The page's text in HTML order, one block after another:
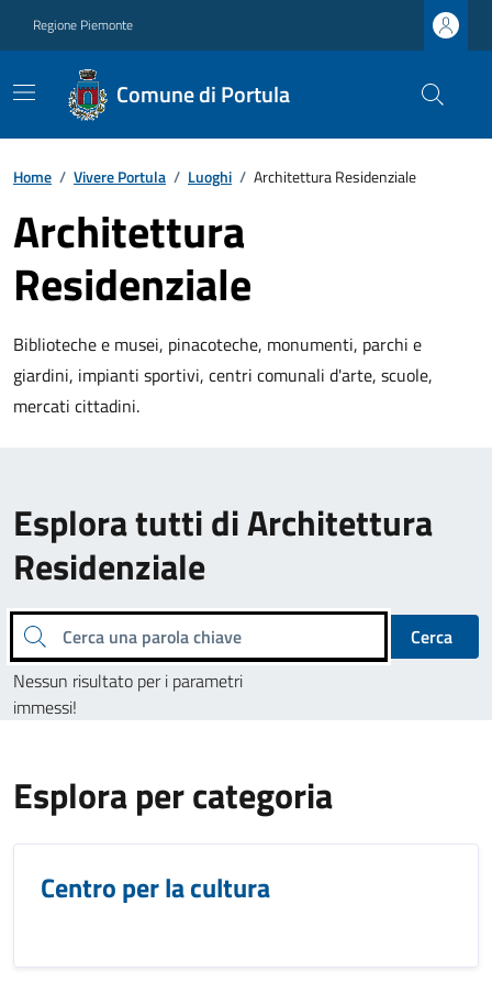
Regione Piemonte
Comune di Portula
Home / Vivere Portula / Luoghi / Architettura Residenziale
Architettura
Residenziale
Biblioteche e musei, pinacoteche, monumenti, parchi e
giardini, impianti sportivi, centri comunali d'arte, scuole,
mercati cittadini.
Esplora tutti di Architettura
Residenziale
Cerca una parola chiave
Cerca
Nessun risultato per i parametri
immessi!
Esplora per categoria
Centro per la cultura